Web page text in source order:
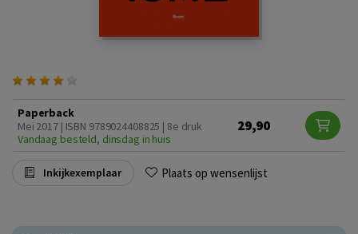
Paperback
Mei 2017 | ISBN 9789024408825 | 8e druk
Vandaag besteld, dinsdag in huis
29,90
Inkijkexemplaar Plaats op wensenlijst